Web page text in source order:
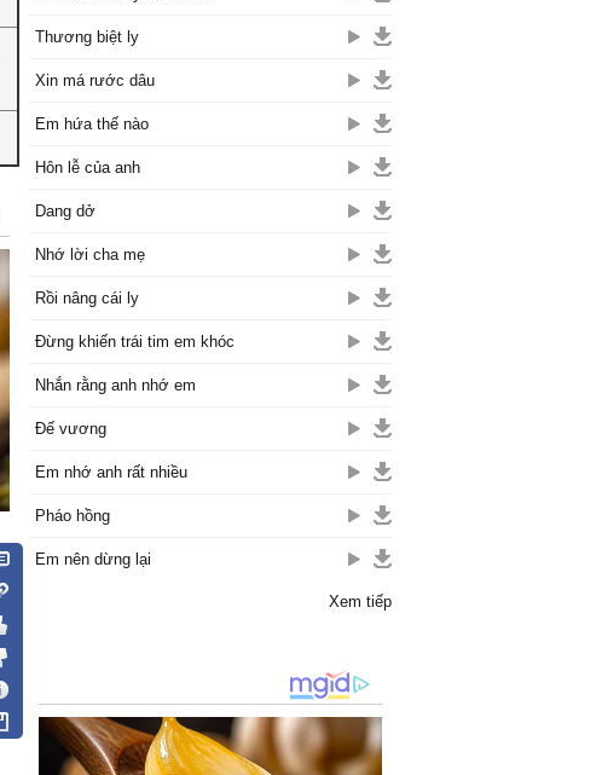
Thương biệt ly
Xin má rước dâu
Em hứa thế nào
Hôn lễ của anh
Dang dở
Nhớ lời cha mẹ
Rồi nâng cái ly
Đừng khiến trái tim em khóc
Nhắn rằng anh nhớ em
Đế vương
Em nhớ anh rất nhiều
Pháo hồng
Em nên dừng lại
Xem tiếp